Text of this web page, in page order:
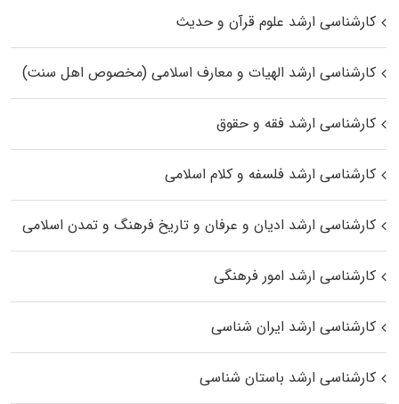
کارشناسی ارشد علوم قرآن و حدیث
کارشناسی ارشد الهیات و معارف اسلامی (مخصوص اهل سنت)
کارشناسی ارشد فقه و حقوق
کارشناسی ارشد فلسفه و کلام اسلامی
کارشناسی ارشد ادیان و عرفان و تاریخ فرهنگ و تمدن اسلامی
کارشناسی ارشد امور فرهنگی
کارشناسی ارشد ایران شناسی
کارشناسی ارشد باستان شناسی